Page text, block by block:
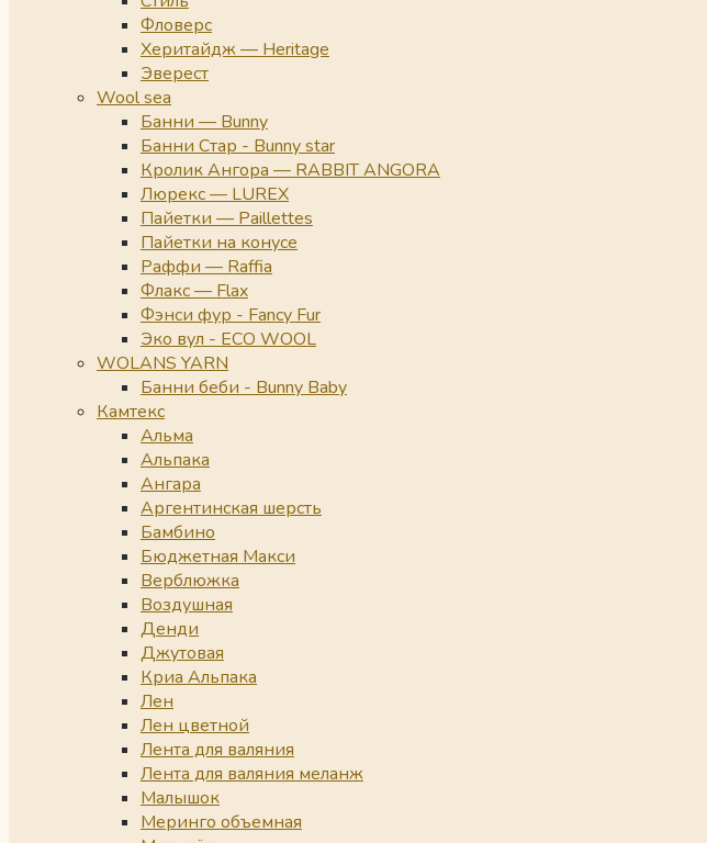
Фловерс
Херитайдж — Heritage
Эверест
Wool sea
Банни — Bunny
Банни Стар - Bunny star
Кролик Ангора — RABBIT ANGORA
Люрекс — LUREX
Пайетки — Paillettes
Пайетки на конусе
Раффи — Raffia
Флакс — Flax
Фэнси фур - Fancy Fur
Эко вул - ECO WOOL
WOLANS YARN
Банни беби - Bunny Baby
Камтекс
Альма
Альпака
Ангара
Аргентинская шерсть
Бамбино
Бюджетная Макси
Верблюжка
Воздушная
Денди
Джутовая
Криа Альпака
Лен
Лен цветной
Лента для валяния
Лента для валяния меланж
Малышок
Меринго объемная